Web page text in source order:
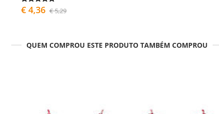
€ 4,36 € 5,29
QUEM COMPROU ESTE PRODUTO TAMBÉM COMPROU